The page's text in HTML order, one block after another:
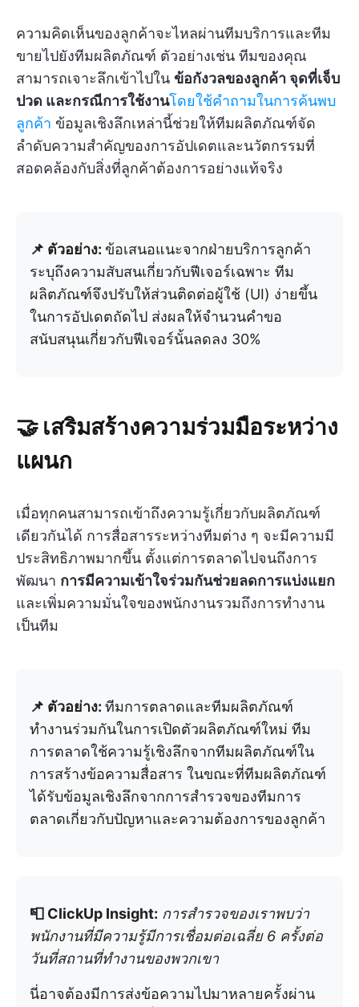
ความคิดเห็นของลูกค้าจะไหลผ่านทีมบริการและทีม
ขายไปยังทีมผลิตภัณฑ์ ตัวอย่างเช่น ทีมของคุณ
สามารถเจาะลึกเข้าไปใน ข้อกังวลของลูกค้า จุดที่เจ็บ
ปวด และกรณีการใช้งานโดยใช้คำถามในการค้นพบ
ลูกค้า ข้อมูลเชิงลึกเหล่านี้ช่วยให้ทีมผลิตภัณฑ์จัด
ลำดับความสำคัญของการอัปเดตและนวัตกรรมที่
สอดคล้องกับสิ่งที่ลูกค้าต้องการอย่างแท้จริง
📌 ตัวอย่าง: ข้อเสนอแนะจากฝ่ายบริการลูกค้า
ระบุถึงความสับสนเกี่ยวกับฟีเจอร์เฉพาะ ทีม
ผลิตภัณฑ์จึงปรับให้ส่วนติดต่อผู้ใช้ (UI) ง่ายขึ้น
ในการอัปเดตถัดไป ส่งผลให้จำนวนคำขอ
สนับสนุนเกี่ยวกับฟีเจอร์นั้นลดลง 30%
🤝 เสริมสร้างความร่วมมือระหว่าง
แผนก
เมื่อทุกคนสามารถเข้าถึงความรู้เกี่ยวกับผลิตภัณฑ์
เดียวกันได้ การสื่อสารระหว่างทีมต่าง ๆ จะมีความมี
ประสิทธิภาพมากขึ้น ตั้งแต่การตลาดไปจนถึงการ
พัฒนา การมีความเข้าใจร่วมกันช่วยลดการแบ่งแยก
และเพิ่มความมั่นใจของพนักงานรวมถึงการทำงาน
เป็นทีม
📌 ตัวอย่าง: ทีมการตลาดและทีมผลิตภัณฑ์
ทำงานร่วมกันในการเปิดตัวผลิตภัณฑ์ใหม่ ทีม
การตลาดใช้ความรู้เชิงลึกจากทีมผลิตภัณฑ์ใน
การสร้างข้อความสื่อสาร ในขณะที่ทีมผลิตภัณฑ์
ได้รับข้อมูลเชิงลึกจากการสำรวจของทีมการ
ตลาดเกี่ยวกับปัญหาและความต้องการของลูกค้า
📮 ClickUp Insight: การสำรวจของเราพบว่า
พนักงานที่มีความรู้มีการเชื่อมต่อเฉลี่ย 6 ครั้งต่อ
วันที่สถานที่ทำงานของพวกเขา
นี่อาจต้องมีการส่งข้อความไปมาหลายครั้งผ่าน